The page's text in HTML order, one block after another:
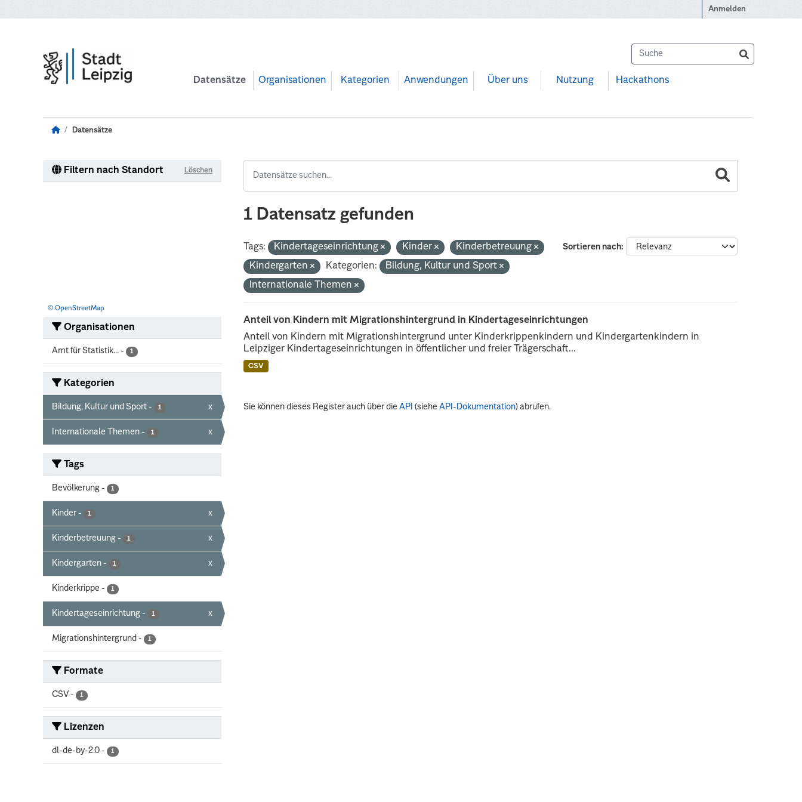
Anmelden
Datensätze Organisationen Kategorien Anwendungen Über uns Nutzung Hackathons
Datensätze
Filtern nach Standort Löschen
© OpenStreetMap
Organisationen
Amt für Statistik... - 1
Kategorien
Bildung, Kultur und Sport - 1 x
Internationale Themen - 1 x
Tags
Bevölkerung - 1
Kinder - 1 x
Kinderbetreuung - 1 x
Kindergarten - 1 x
Kinderkrippe - 1
Kindertageseinrichtung - 1 x
Migrationshintergrund - 1
Formate
CSV - 1
Lizenzen
dl-de-by-2.0 - 1
1 Datensatz gefunden
Sortieren nach
Tags: Kindertageseinrichtung Kinder
Kinderbetreuung
Kindergarten
Kategorien:
Bildung, Kultur und Sport
Internationale Themen
Anteil von Kindern mit Migrationshintergrund in Kindertageseinrichtungen
Anteil von Kindern mit Migrationshintergrund unter Kinderkrippenkindern und Kindergartenkindern in
Leipziger Kindertageseinrichtungen in öffentlicher und freier Trägerschaft...
CSV
Sie können dieses Register auch über dieAPI (sieheAPI-Dokumentation) abrufen.